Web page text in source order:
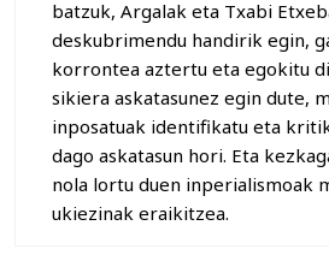
batzuk, Argalak eta Txabi
deskubrimendu handirik egin,
korrontea aztertu eta egokitu
sikiera askatasunez egin dute,
inposatuak identifikatu eta
dago askatasun hori. Eta
nola lortu duen inperialismoak
ukiezinak eraikitzea.